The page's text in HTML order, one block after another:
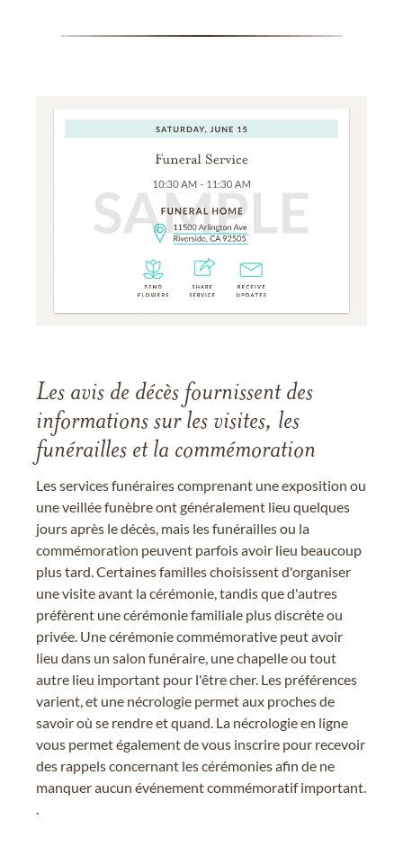
Les avis de décès fournissent des
informations sur les visites, les
funérailles et la commémoration
Les services funéraires comprenant une exposition ou
une veillée funèbre ont généralement lieu quelques
jours après le décès, mais les funérailles ou la
commémoration peuvent parfois avoir lieu beaucoup
plus tard. Certaines familles choisissent d'organiser
une visite avant la cérémonie, tandis que d'autres
préfèrent une cérémonie familiale plus discrète ou
privée. Une cérémonie commémorative peut avoir
lieu dans un salon funéraire, une chapelle ou tout
autre lieu important pour l'être cher. Les préférences
varient, et une nécrologie permet aux proches de
savoir où se rendre et quand. La nécrologie en ligne
vous permet également de vous inscrire pour recevoir
des rappels concernant les cérémonies afin de ne
manquer aucun événement commémoratif important.